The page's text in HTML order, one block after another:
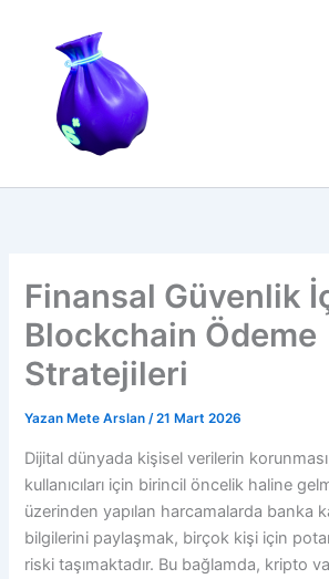
Finansal Güvenlik
Blockchain Ödeme
Stratejileri
Yazan Mete Arslan/21 Mart 2026
Dijital dünyada kişisel verilerin
kullanıcıları için birincil öncelik haline
üzerinden yapılan harcamalarda banka
bilgilerini paylaşmak, birçok kişi için
riski taşımaktadır. Bu bağlamda, kripto